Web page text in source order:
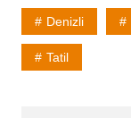
Denizli
Tatil